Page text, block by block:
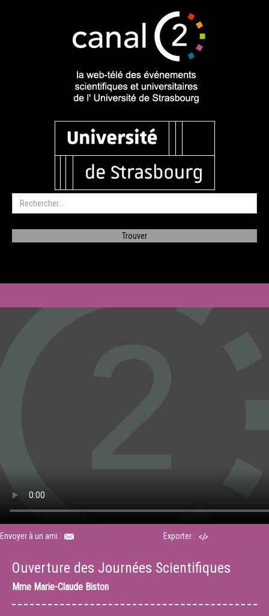
Envoyer à un ami : Exporter :
Ouverture des Journées Scientifiques
Mme Marie-Claude Biston